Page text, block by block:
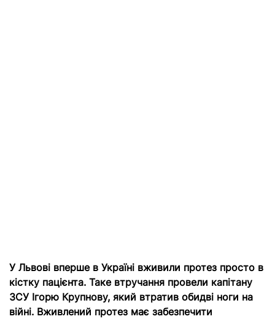
У Львові вперше в Україні вживили протез просто в
кістку пацієнта. Таке втручання провели капітану
ЗСУ Ігорю Крупнову, який втратив обидві ноги на
війні. Вживлений протез має забезпечити